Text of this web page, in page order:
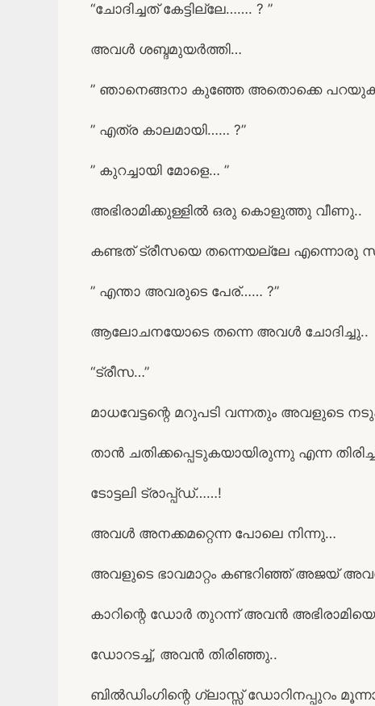
“ചോദിച്ചത് കേട്ടില്ലേ……. ? ”
അവൾ ശബ്ദമുയർത്തി…
” ഞാനെങ്ങനാ കുഞ്ഞേ അതൊക്കെ
” എത്ര കാലമായി…… ?”
” കുറച്ചായി മോളെ… ”
അഭിരാമിക്കുള്ളിൽ ഒരു കൊളുത്തു വീണു..
കണ്ടത് ട്രീസയെ തന്നെയല്ലേ എന്നൊരു
” എന്താ അവരുടെ പേര്…… ?”
ആലോചനയോടെ തന്നെ അവൾ ചോദിച്ചു..
“ട്രീസ…”
മാധവേട്ടന്റെ മറുപടി വന്നതും അവളുടെ
താൻ ചതിക്കപ്പെടുകയായിരുന്നു എന്ന
ടോട്ടലി ട്രാപ്പ്ഡ്……!
അവൾ അനക്കമറ്റെന്ന പോലെ നിന്നു…
അവളുടെ ഭാവമാറ്റം കണ്ടറിഞ്ഞ് അജയ്
കാറിന്റെ ഡോർ തുറന്ന് അവൻ അഭിരാമിയെ
ഡോറടച്ച്, അവൻ തിരിഞ്ഞു..
ബിൽഡിംഗിന്റെ ഗ്ലാസ്സ് ഡോറിനപ്പുറം